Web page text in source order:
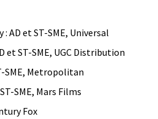
AD et ST-SME, Universal
et ST-SME, UGC Distribution
SME, Metropolitan
SME, Mars Films
Fox